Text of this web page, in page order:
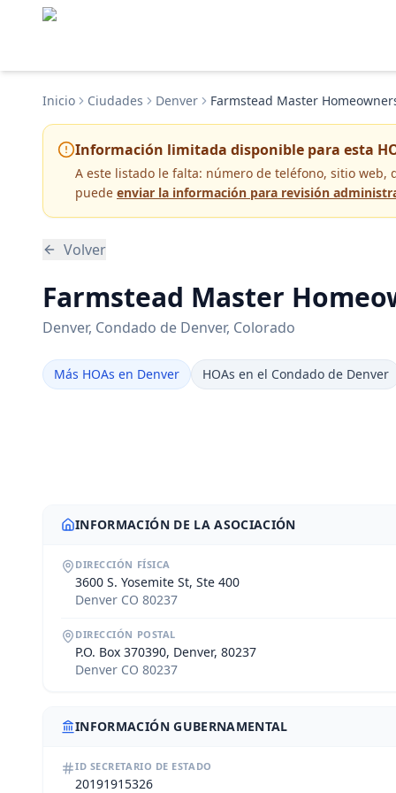
Inicio Ciudades Denver Farmstead Master
Información limitada disponible para esta
A este listado le falta: número de teléfono, sitio web,
puede enviar la información para revisión
Volver
Farmstead Master
Denver, Condado de Denver, Colorado
Más HOAs en Denver HOAs en el Condado de Denver
INFORMACIÓN DE LA ASOCIACIÓN
DIRECCIÓN FÍSICA
3600 S. Yosemite St, Ste 400
Denver CO 80237
DIRECCIÓN POSTAL
P.O. Box 370390, Denver, 80237
Denver CO 80237
INFORMACIÓN GUBERNAMENTAL
ID SECRETARIO DE ESTADO
20191915326